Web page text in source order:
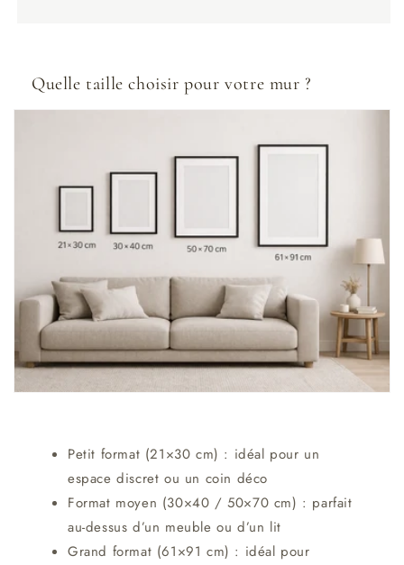
Quelle taille choisir pour votre mur ?
Petit format (21×30 cm) : idéal pour un
espace discret ou un coin déco
Format moyen (30×40 / 50×70 cm) : parfait
au-dessus d’un meuble ou d’un lit
Grand format (61×91 cm) : idéal pour